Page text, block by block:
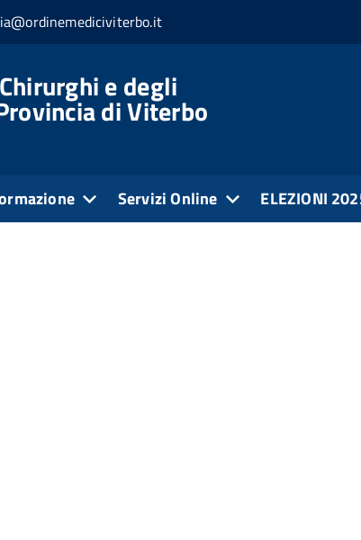
e degli
di Viterbo
Servizi Online
ELEZIONI